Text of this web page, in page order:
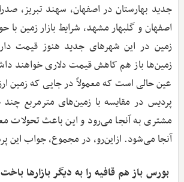
جدید بهارستان در اصفهان، سهند تبریز،‌
اصفهان و گلبهار مشهد، شرایط بازار زمین با
زمین در این شهرهای جدید هنوز قیمت
زمین‌ها باز هم کاهش قیمت دلاری خواهند
عین حالی است که معمولاً در جایی که زمین
پردیس در مقایسه با زمین‌های مترمربع چند
مشتری به آنجا می‌رود و این باعث تحولات
آنجا می‌شود. از‌این‌رو، در مجموع، جواب
بورس باز هم قافیه را به دیگر بازارها